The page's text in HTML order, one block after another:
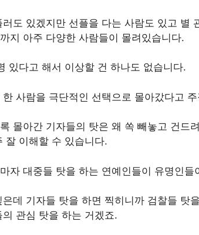
도 있겠지만 선플을 다는 사람도 있고 별
지 아주 다양한 사람들이 몰려있습니다.
있다고 해서 이상할 건 하나도 없습니다.
사람을 극단적인 선택으로 몰아갔다고
몰아간 기자들의 탓은 왜 쏙 빼놓고 건드
잘 이해할 수 있습니다.
자 대중들 탓을 하는 연예인들이 유명인
데 기자들 탓을 하면 찍히니까 검찰들 탓
관심 탓을 하는 거겠죠.